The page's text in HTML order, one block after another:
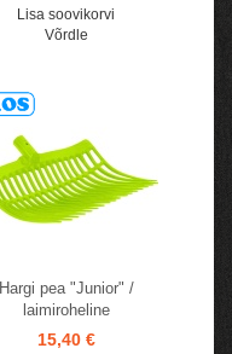
Lisa soovikorvi
Võrdle
Hargi pea "Junior" /
laimiroheline
15,40 €